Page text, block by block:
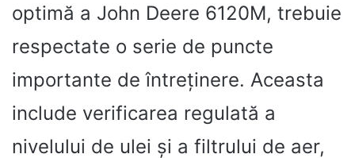
optimă a John Deere 6120M, trebuie
respectate o serie de puncte
importante de întreținere. Aceasta
include verificarea regulată a
nivelului de ulei și a filtrului de aer,